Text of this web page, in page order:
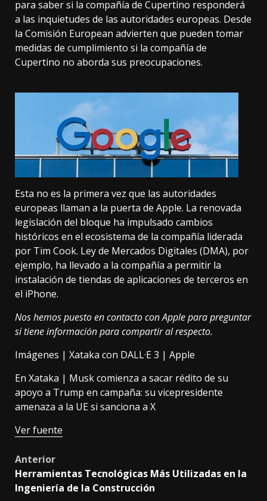
para saber si la compañía de Cupertino responderá
a las inquietudes de las autoridades europeas. Desde
la Comisión European advierten que pueden tomar
medidas de cumplimiento si la compañía de
Cupertino no aborda sus preocupaciones.
Esta no es la primera vez que las autoridades
europeas llaman a la puerta de Apple. La renovada
legislación del bloque ha impulsado cambios
históricos en el ecosistema de la compañía liderada
por Tim Cook. Ley de Mercados Digitales (DMA), por
ejemplo, ha llevado a la compañía a permitir la
instalación de tiendas de aplicaciones de terceros en
el iPhone.
Nos hemos puesto en contacto con Apple para preguntar
si tiene información para compartir al respecto.
Imágenes | Xataka con DALL·E 3 | Apple
En Xataka | Musk comienza a sacar rédito de su
apoyo a Trump en campaña: su vicepresidente
amenaza a la UE si sanciona a X
Ver fuente
Post
navigation
Anterior
Herramientas Tecnológicas Más Utilizadas en la
Ingeniería de la Construcción